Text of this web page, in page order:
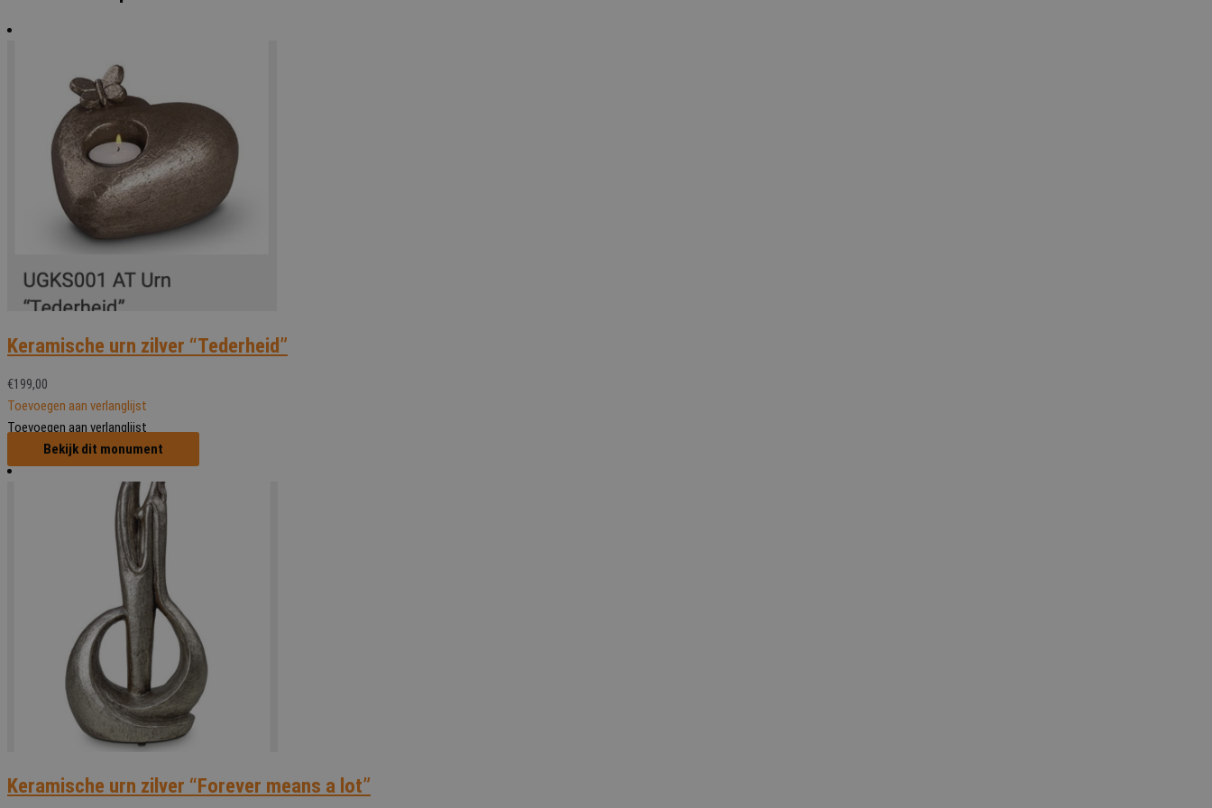
Keramische urn zilver “Tederheid”
€199,00
Toevoegen aan verlanglijst
Toevoegen aan verlanglijst
Bekijk dit monument
Keramische urn zilver “Forever means a lot”